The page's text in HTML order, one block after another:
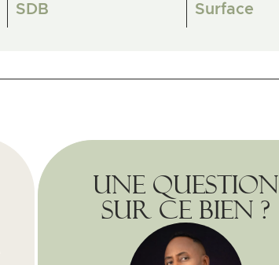
SDB
Surface
Une question
sur ce bien ?